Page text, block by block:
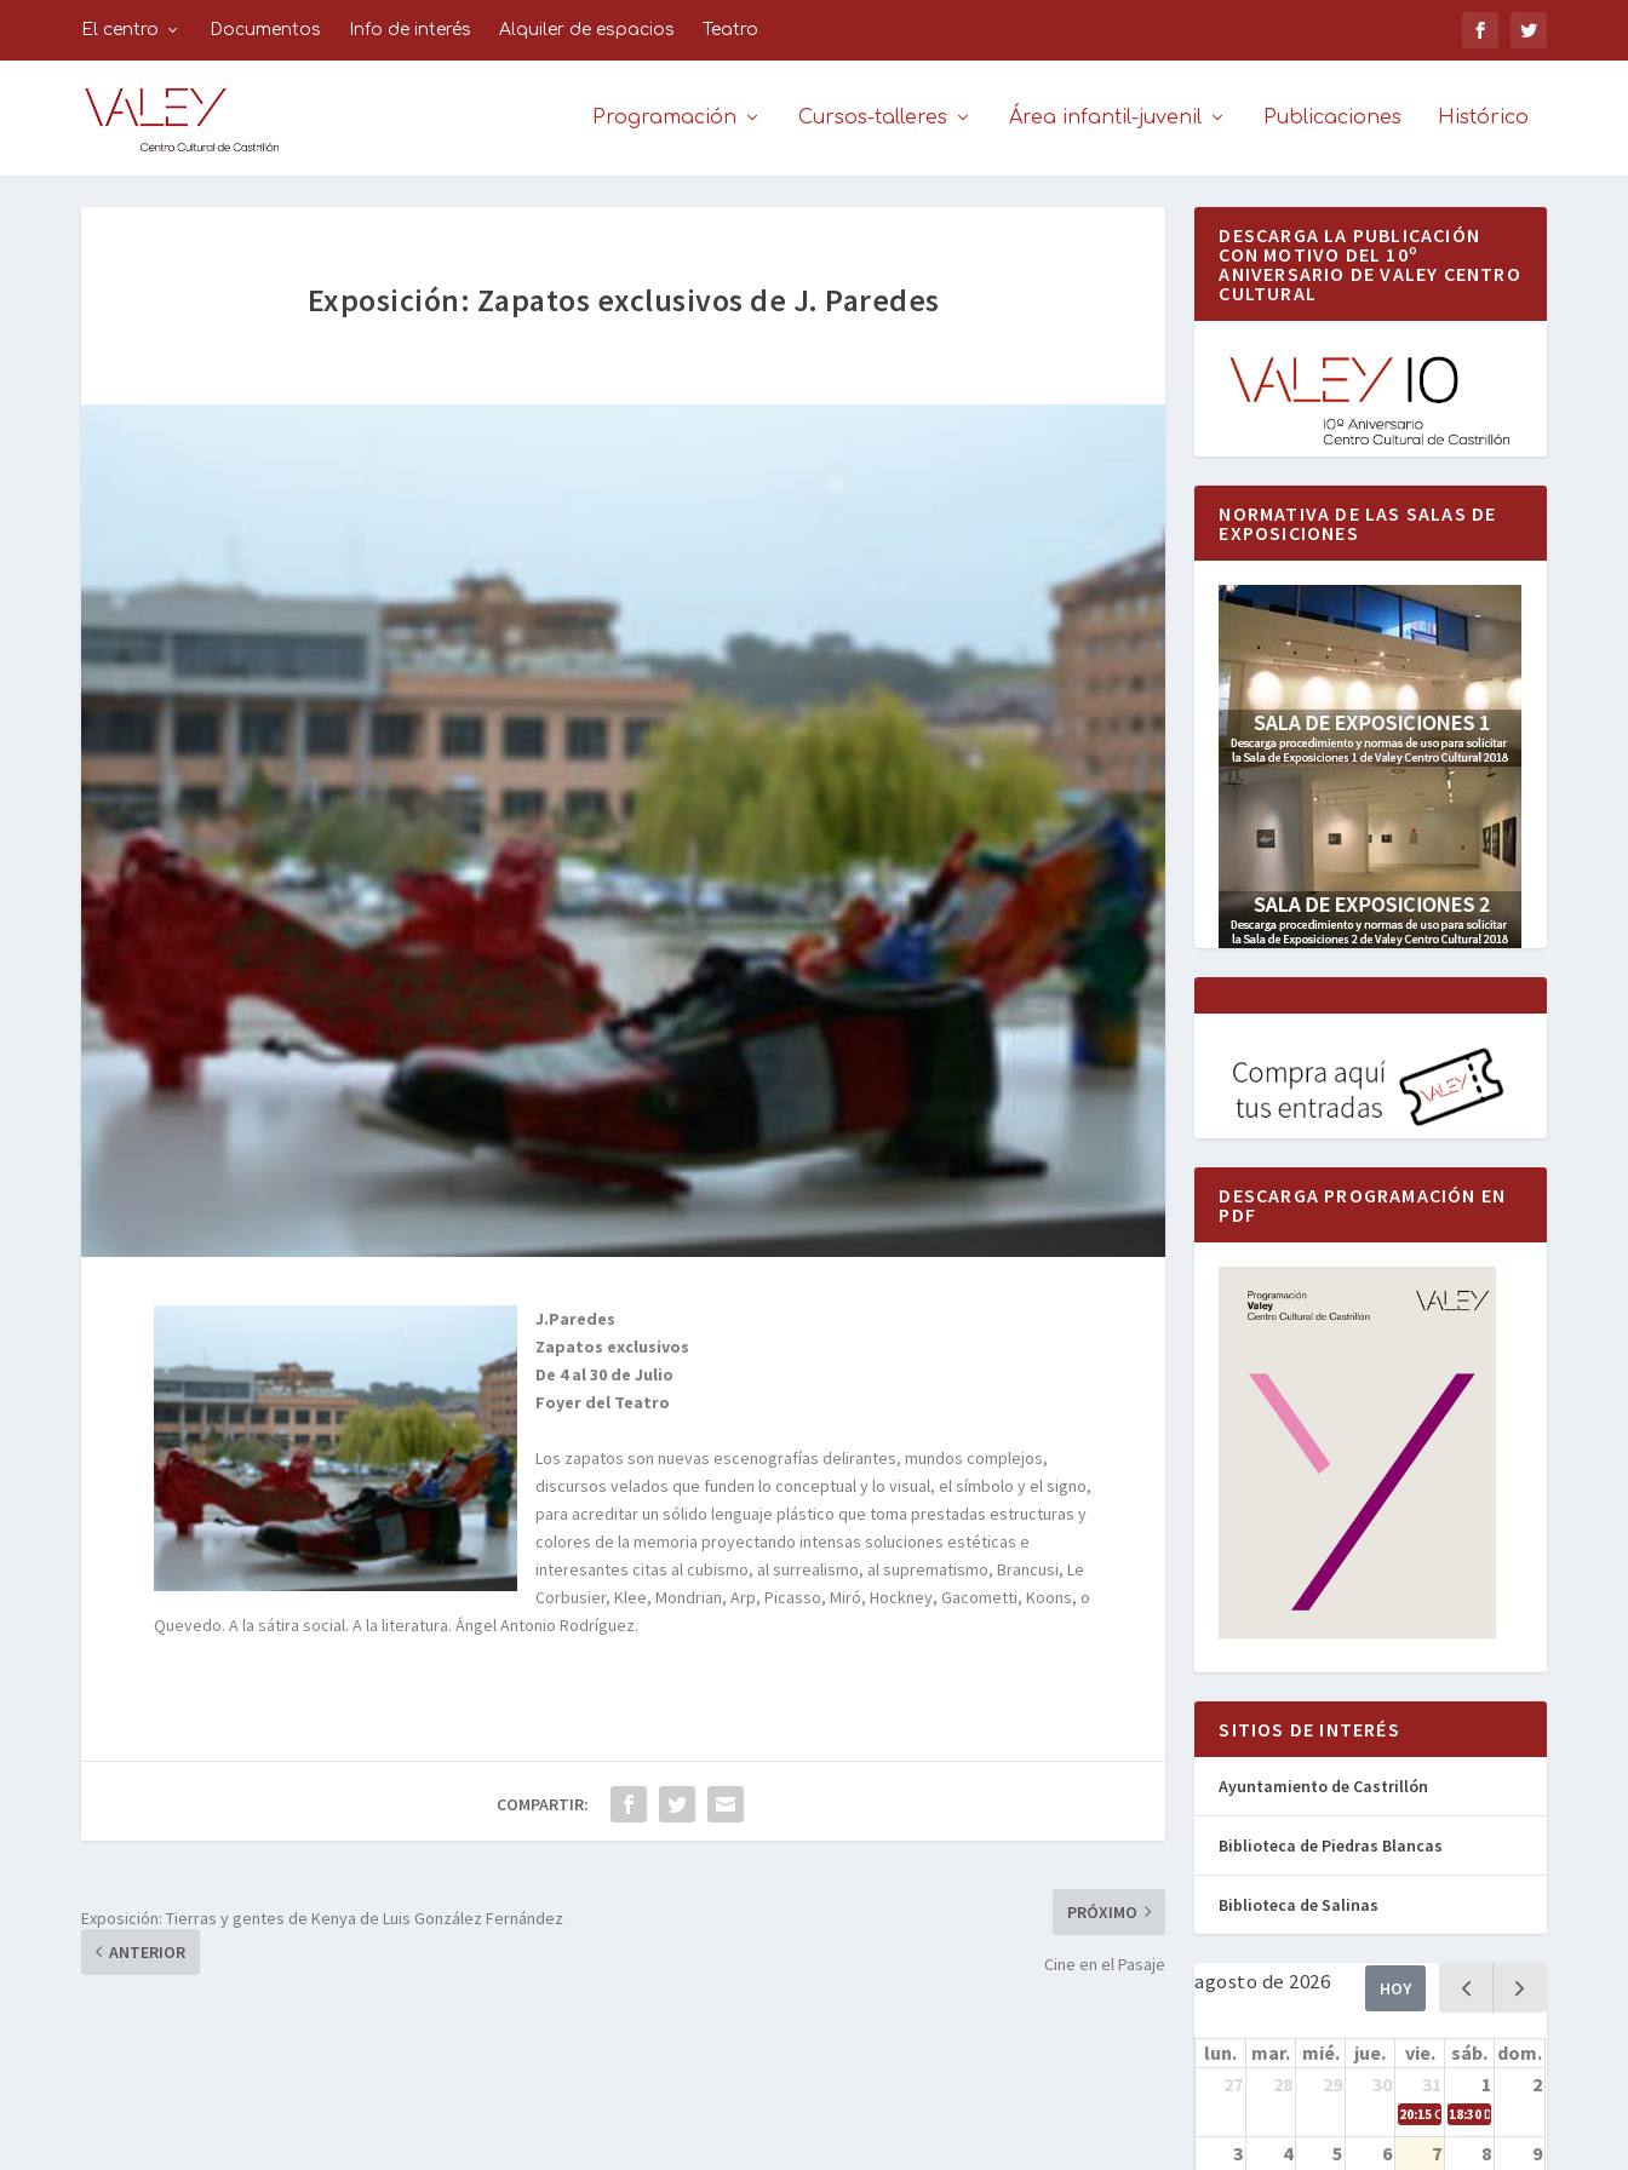
El centro Documentos Info de interés Alquiler de espacios Teatro
Programación Cursos-talleres Área infantil-juvenil Publicaciones Histórico
Exposición: Zapatos exclusivos de J. Paredes
J.Paredes
Zapatos exclusivos
De 4 al 30 de Julio
Foyer del Teatro
Los zapatos son nuevas escenografías delirantes, mundos complejos,
discursos velados que funden lo conceptual y lo visual, el símbolo y el signo,
para acreditar un sólido lenguaje plástico que toma prestadas estructuras y
colores de la memoria proyectando intensas soluciones estéticas e
interesantes citas al cubismo, al surrealismo, al suprematismo, Brancusi, Le
Corbusier, Klee, Mondrian, Arp, Picasso, Miró, Hockney, Gacometti, Koons, o
Quevedo. A la sátira social. A la literatura. Ángel Antonio Rodríguez.
COMPARTIR:
Exposición: Tierras y gentes de Kenya de Luis González Fernández
ANTERIOR
PRÓXIMO
Cine en el Pasaje
DESCARGA LA PUBLICACIÓN
CON MOTIVO DEL 10º
ANIVERSARIO DE VALEY CENTRO
CULTURAL
NORMATIVA DE LAS SALAS DE
EXPOSICIONES
DESCARGA PROGRAMACIÓN EN
PDF
SITIOS DE INTERÉS
Ayuntamiento de Castrillón
Biblioteca de Piedras Blancas
Biblioteca de Salinas
agosto de 2026 HOY
lun. mar. mié. jue. vie. sáb. dom.
27
28 29 30 31 1 2
20:15Cine en la calle – Cómo
18:30Danza – Cita en el
3 4 5 6 7 8 9